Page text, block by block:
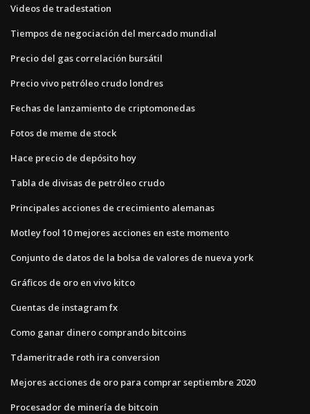
Videos de tradestation
Tiempos de negociación del mercado mundial
Precio del gas correlación bursátil
Precio vivo petróleo crudo londres
Fechas de lanzamiento de criptomonedas
Fotos de meme de stock
Hace precio de depósito hoy
Tabla de divisas de petróleo crudo
Principales acciones de crecimiento alemanas
Motley fool 10 mejores acciones en este momento
Conjunto de datos de la bolsa de valores de nueva york
Gráficos de oro en vivo kitco
Cuentas de instagram fx
Como ganar dinero comprando bitcoins
Tdameritrade roth ira conversion
Mejores acciones de oro para comprar septiembre 2020
Procesador de minería de bitcoin